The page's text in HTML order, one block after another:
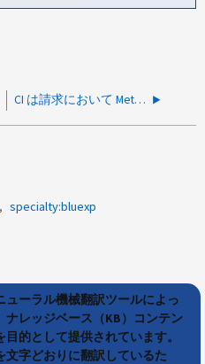
CI は請求において MetroCluster の未割り当てディスクを2回カウントしています
specialty:bluexp
ューラル機械翻訳ツールによっ
ナレッジベース（KB）コンテン
的として提供されています。
文字どおりに翻訳しているた